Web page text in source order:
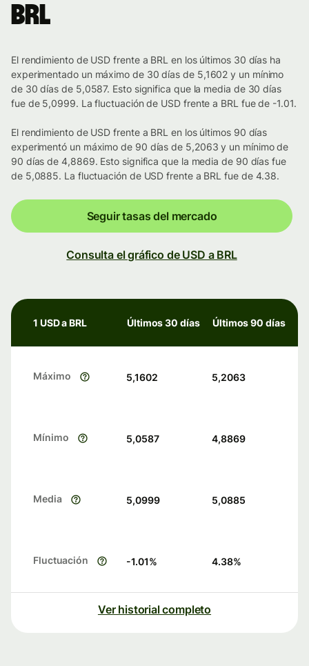
BRL
El rendimiento de USD frente a BRL en los últimos 30 días ha
experimentado un máximo de 30 días de 5,1602 y un mínimo
de 30 días de 5,0587. Esto significa que la media de 30 días
fue de 5,0999. La fluctuación de USD frente a BRL fue de -1.01.
El rendimiento de USD frente a BRL en los últimos 90 días
experimentó un máximo de 90 días de 5,2063 y un mínimo de
90 días de 4,8869. Esto significa que la media de 90 días fue
de 5,0885. La fluctuación de USD frente a BRL fue de 4.38.
Seguir tasas del mercado
Consulta el gráfico de USD a BRL
1 USD a BRL Últimos 30 días Últimos 90 días
Máximo 5,1602 5,2063
Mínimo 5,0587 4,8869
Media 5,0999 5,0885
Fluctuación -1.01% 4.38%
Ver historial completo